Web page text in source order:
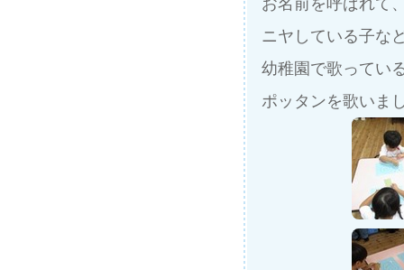
お名前を呼ばれて
ニヤしている子な
幼稚園で歌ってい
ポッタンを歌いま